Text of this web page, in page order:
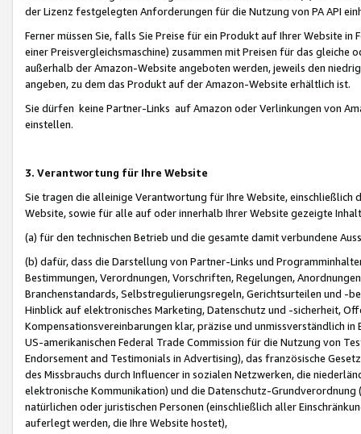
der Lizenz festgelegten Anforderungen für die Nutzung von PA API
Ferner müssen Sie, falls Sie Preise für ein Produkt auf Ihrer Website
einer Preisvergleichsmaschine) zusammen mit Preisen für das
außerhalb der Amazon-Website angeboten werden, jeweils den
angeben, zu dem das Produkt auf der Amazon-Website erhältlich ist.
Sie dürfen keine Partner-Links auf Amazon oder Verlinkungen von
einstellen.
3. Verantwortung für Ihre Website
Sie tragen die alleinige Verantwortung für Ihre Website,
Website, sowie für alle auf oder innerhalb Ihrer Website gezeigte
(a) für den technischen Betrieb und die gesamte damit verbundene
(b) dafür, dass die Darstellung von Partner-Links und
Bestimmungen, Verordnungen, Vorschriften, Regelungen,
Branchenstandards, Selbstregulierungsregeln, Gerichtsurteilen und -
Hinblick auf elektronisches Marketing, Datenschutz und -sicherheit,
Kompensationsvereinbarungen klar, präzise und unmissverständlich
US-amerikanischen Federal Trade Commission für die Nutzung von
Endorsement and Testimonials in Advertising), das französische
des Missbrauchs durch Influencer in sozialen Netzwerken, die
elektronische Kommunikation) und die Datenschutz-
natürlichen oder juristischen Personen (einschließlich aller
auferlegt werden, die Ihre Website hostet),